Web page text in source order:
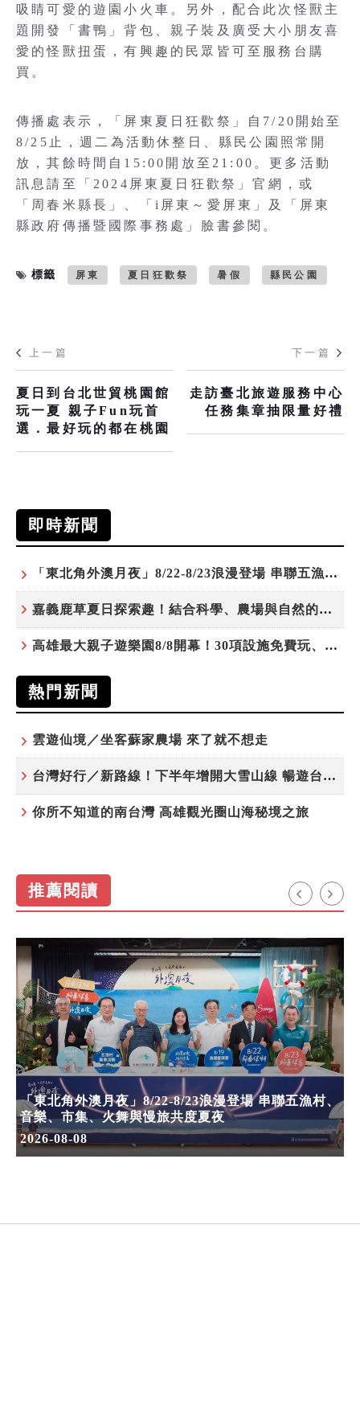
吸睛可愛的遊園小火車。另外，配合此次怪獸主
題開發「書鴨」背包、親子裝及廣受大小朋友喜
愛的怪獸扭蛋，有興趣的民眾皆可至服務台購
買。
傳播處表示，「屏東夏日狂歡祭」自7/20開始至
8/25止，週二為活動休整日、縣民公園照常開
放，其餘時間自15:00開放至21:00。更多活動
訊息請至「2024屏東夏日狂歡祭」官網，或
「周春米縣長」、「i屏東～愛屏東」及「屏東
縣政府傳播暨國際事務處」臉書參閱。
標籤 屏東 夏日狂歡祭 暑假 縣民公園
上一篇
夏日到台北世貿桃園館
玩一夏 親子Fun玩首
選．最好玩的都在桃園
下一篇
走訪臺北旅遊服務中心
任務集章抽限量好禮
即時新聞
「東北角外澳月夜」8/22-8/23浪漫登場 串聯五漁村、音樂、市集、火舞與慢旅共度夏夜
嘉義鹿草夏日探索趣！結合科學、農場與自然的親子小旅行
高雄最大親子遊樂園8/8開幕！30項設施免費玩、YOYO家族嗨翻暑假
熱門新聞
雲遊仙境／坐客蘇家農場 來了就不想走
台灣好行／新路線！下半年增開大雪山線 暢遊台中更便利
你所不知道的南台灣 高雄觀光圈山海秘境之旅
推薦閱讀
「東北角外澳月夜」8/22-8/23浪漫登場 串聯五漁村、
音樂、市集、火舞與慢旅共度夏夜
2026-08-08